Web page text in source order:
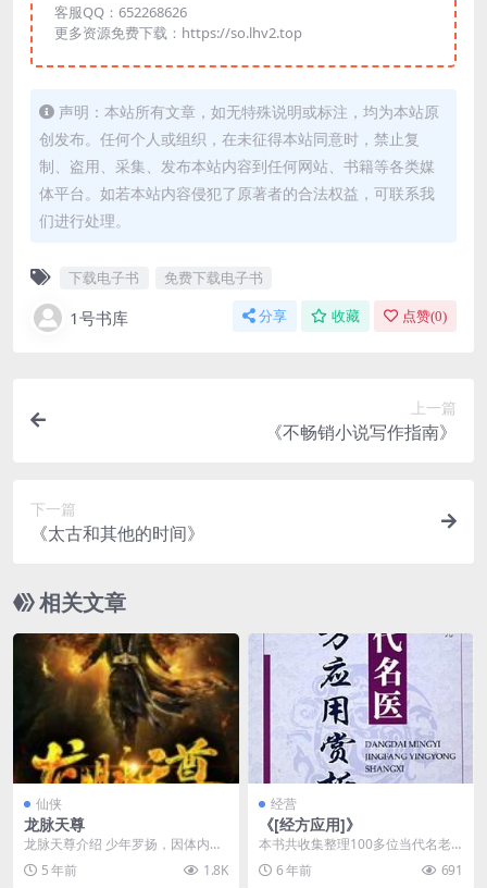
客服QQ：652268626
更多资源免费下载：https://so.lhv2.top
声明：本站所有文章，如无特殊说明或标注，均为本站原
创发布。任何个人或组织，在未征得本站同意时，禁止复
制、盗用、采集、发布本站内容到任何网站、书籍等各类媒
体平台。如若本站内容侵犯了原著者的合法权益，可联系我
们进行处理。
下载电子书 免费下载电子书
1号书库 分享 收藏 点赞(0)
上一篇
《不畅销小说写作指南》
下一篇
《太古和其他的时间》
相关文章
仙侠
龙脉天尊
龙脉天尊介绍 少年罗扬，因体内被
封邪龙，而身怀神级血脉，从此踏
上一条通天之路！从...
5 年前 1.8K
经营
《[经方应用]》
本书共收集整理100多位当代名老
中医应用经方治病的经验体会，按
内科各系统病证和妇...
6 年前 691